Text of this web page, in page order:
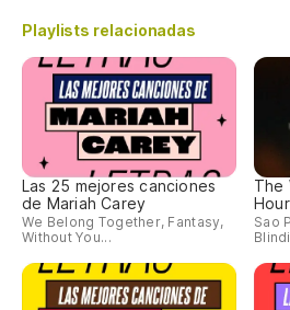
Playlists relacionadas
Las 25 mejores canciones
de Mariah Carey
We Belong Together, Fantasy,
Without You...
The
Sao